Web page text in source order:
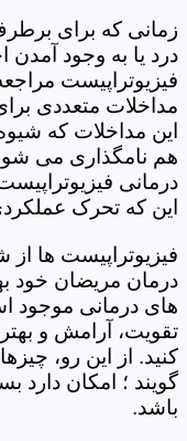
زمانی که برای
درد یا به وجود
فیزیوتراپیست
مداخلات متعددی
این مداخلات که
هم نامگذاری می
درمانی
این که تحرک
فیزیوتراپیست ها
درمان مریضان خود
های درمانی موجود
تقویت، آرامش و
کنید. از این رو،
گویند ؛ امکان
باشد.